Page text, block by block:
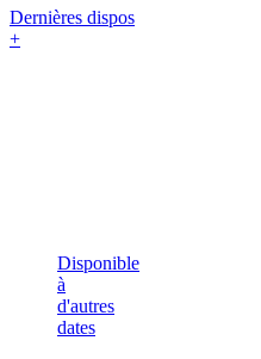
Dernières dispos
+
Disponible
à
d'autres
dates